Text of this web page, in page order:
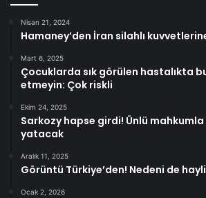
Nisan 21, 2024
Hamaney’den İran silahlı
Mart 6, 2025
Çocuklarda sık görülen hastalıkta
etmeyin: Çok riskli
Ekim 24, 2025
Sarkozy hapse girdi! Ünlü mahkumla
yatacak
Aralık 11, 2025
Görüntü Türkiye’den! Nedeni de
Ocak 2, 2026